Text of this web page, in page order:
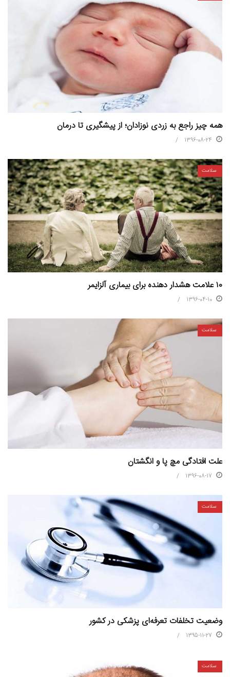
همه چیز راجع به زردی نوزادان؛ از پیشگیری تا درمان
1396-08-24
سلامت
۱۰ علامت هشدار دهنده برای بیماری آلزایمر
1396-04-10
سلامت
علت افتادگی مچ پا و انگشتان
1396-08-17
سلامت
وضعیت تخلفات تعرفه‌ای پزشکی در کشور
1395-11-27
سلامت